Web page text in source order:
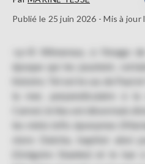
Publié le 25 juin 2026 - Mis à jour
<p>À Wimereux, à l’image
époque qui les jouxtent,
histoire. Tel est le cas de Paul
la mer, perpendiculaire à la
Carnot, le lieu est désormais
les minis lofts éponymes
store Datcha, baptisé ainsi
(Grégoire Staelen) et le bar